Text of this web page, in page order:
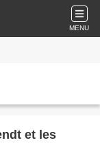
MENU
et les